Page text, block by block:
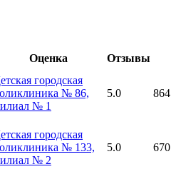
Оценка
Отзывы
городская
№ 86,
№ 1
5.0 864
городская
№ 133,
№ 2
5.0 670